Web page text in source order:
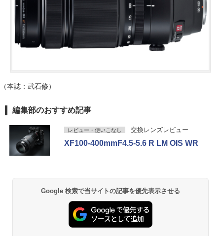
（本誌：武石修）
編集部のおすすめ記事
レビュー・使いこなし 交換レンズレビュー
XF100-400mmF4.5-5.6 R LM OIS WR
Google 検索で当サイトの記事を優先表示させる